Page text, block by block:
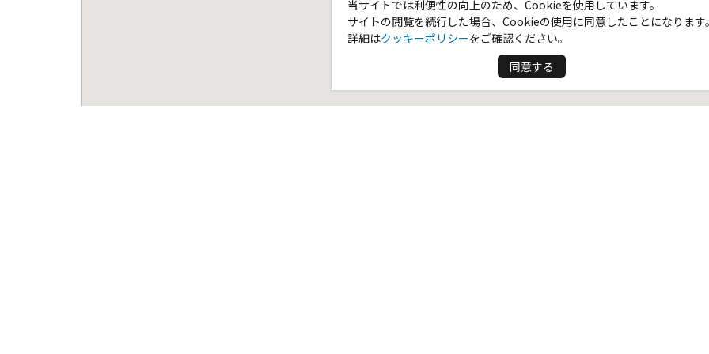
当サイトでは利便性の向上のため、Cookieを使用しています。
サイトの閲覧を続行した場合、Cookieの使用に同意したことになります
詳細はクッキーポリシーをご確認ください。
同意する